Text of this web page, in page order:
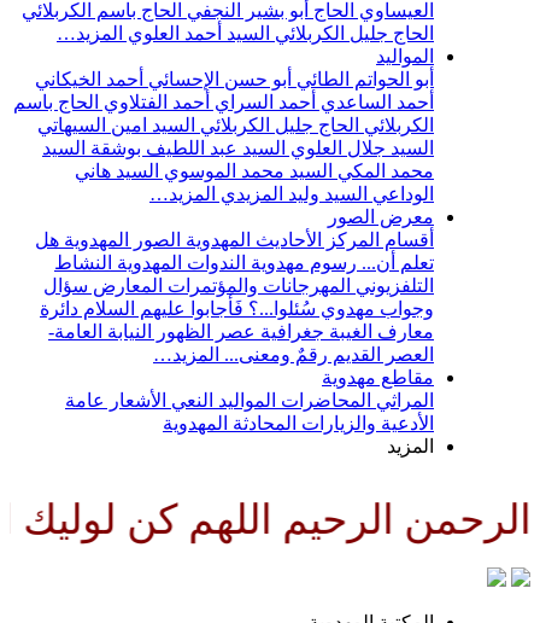
العيساوي الحاج أبو بشير النجفي الحاج باسم الكربلائي
الحاج جليل الكربلائي السيد أحمد العلوي المزيد…
المواليد
أبو الحواتم الطائي أبو حسن الإحسائي أحمد الخيكاني
أحمد الساعدي أحمد السراي أحمد الفتلاوي الحاج باسم
الكربلائي الحاج جليل الكربلائي السيد امين السيهاتي
السيد جلال العلوي السيد عبد اللطيف بوشقة السيد
محمد المكي السيد محمد الموسوي السيد هاني
الوداعي السيد وليد المزيدي المزيد…
معرض الصور
أقسام المركز
الأحاديث المهدوية الصور المهدوية هل
تعلم أن... رسوم مهدوية الندوات المهدوية النشاط
التلفزيوني المهرجانات والمؤتمرات المعارض سؤال
وجواب مهدوي سُئلوا...؟ فَأجابوا عليهم السلام دائرة
معارف الغيبة جغرافية عصر الظهور
النيابة العامة-
العصر القديم رقمٌ ومعنى... المزيد…
مقاطع مهدوية
المراثي المحاضرات المواليد النعي الأشعار
عامة
الأدعية والزيارات المحادثة المهدوية
المزيد
الرحيم اللهم كن لوليك